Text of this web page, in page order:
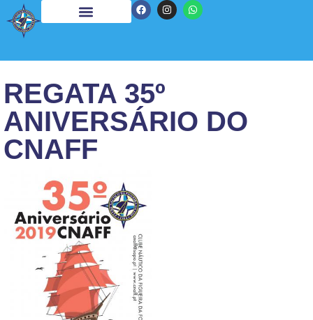
REGATA 35º
ANIVERSÁRIO DO
CNAFF